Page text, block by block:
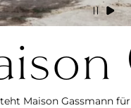
Maison Gassmann